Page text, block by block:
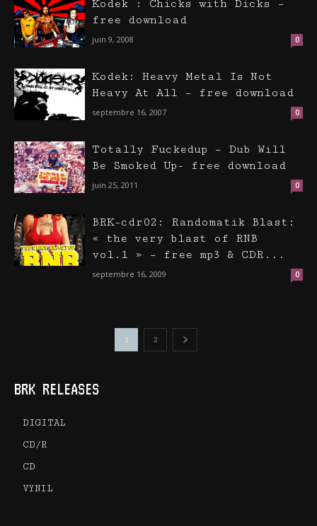
Kodek : Chicks with Dicks –
free download
juin 9, 2008 0
Kodek: Heavy Metal Is Not
Heavy At All – free download
septembre 16, 2007 0
Totally Fuckedup – Dub Will
Be Smoked Up- free download
juin 25, 2011 0
BRK-cdr02: Randomatik Blast:
« the very blast of RNB
vol.1 » – free mp3 & CDR...
septembre 16, 2009 0
1 2
BRK RELEASES
DIGITAL
CD/R
CD
VYNIL